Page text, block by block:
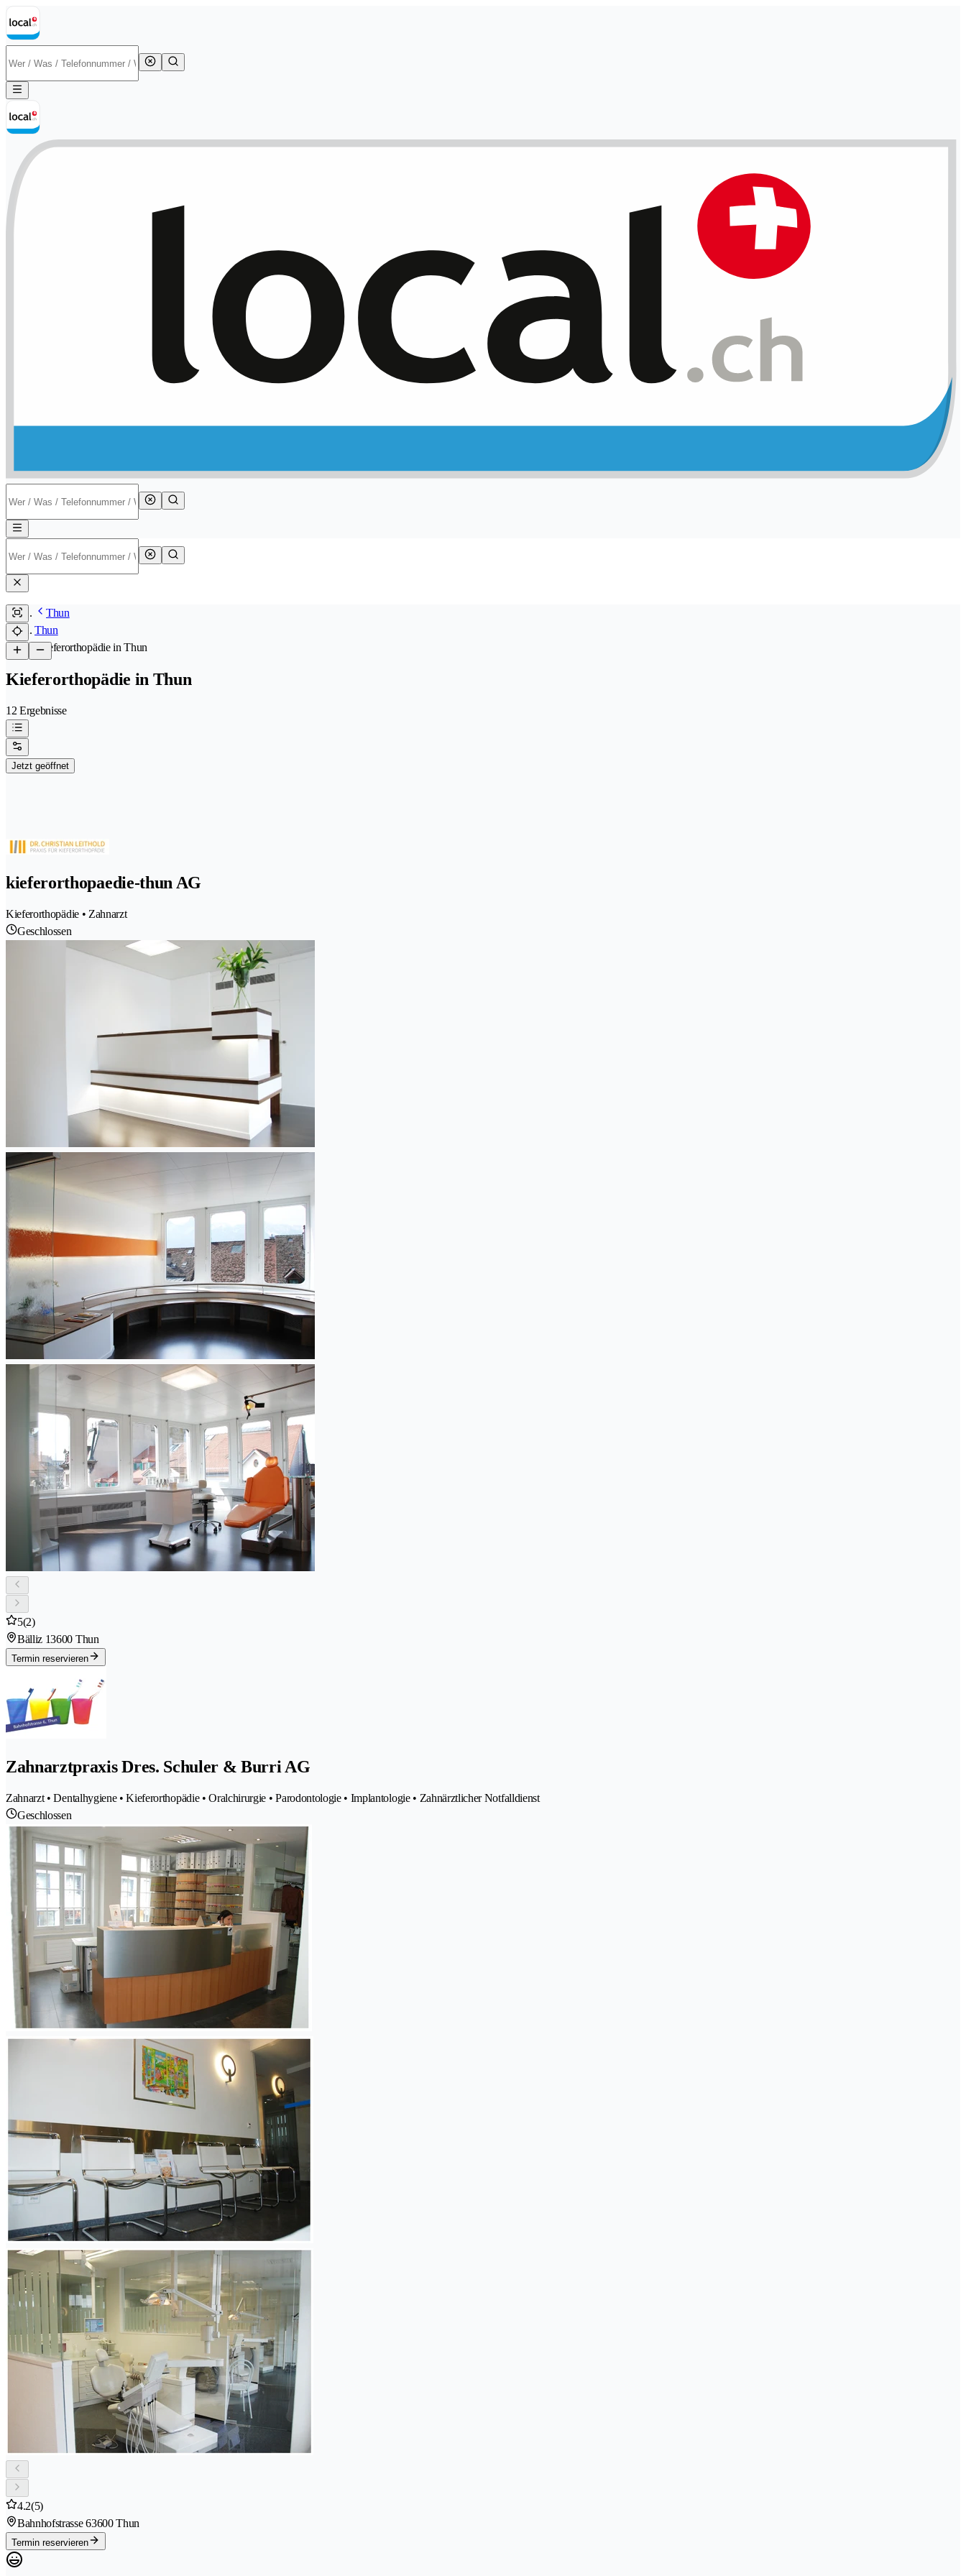
Thun
Thun
/Kieferorthopädie in Thun
Kieferorthopädie in Thun
12 Ergebnisse
Jetzt geöffnet
kieferorthopaedie-thun AG
Kieferorthopädie • Zahnarzt
Geschlossen
5(2)
Bälliz 13600 Thun
Termin reservieren
Zahnarztpraxis Dres. Schuler & Burri AG
Zahnarzt • Dentalhygiene • Kieferorthopädie • Oralchirurgie • Parodontologie • Implantologie • Zahnärztlicher Notfalldienst
Geschlossen
4.2(5)
Bahnhofstrasse 63600 Thun
Termin reservieren